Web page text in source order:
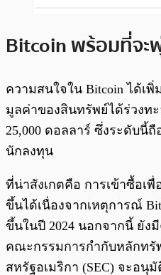
Bitcoin พร้อมที่จะ
ความสนใจใน Bitcoin ได้เ
มูลค่าของสินทรัพย์ได้ร่วงทะ
25,000 ดอลลาร์ ซึ่งระดับนี้
นักลงทุน
ที่น่าสังเกตคือ การเข้าซื้อเพื่
ขึ้นได้เนื่องจากเหตุการณ์
ขึ้นในปี 2024 นอกจากนี้ ยัง
คณะกรรมการกำกับหลักท
สหรัฐอเมริกา (SEC) จะอนุ